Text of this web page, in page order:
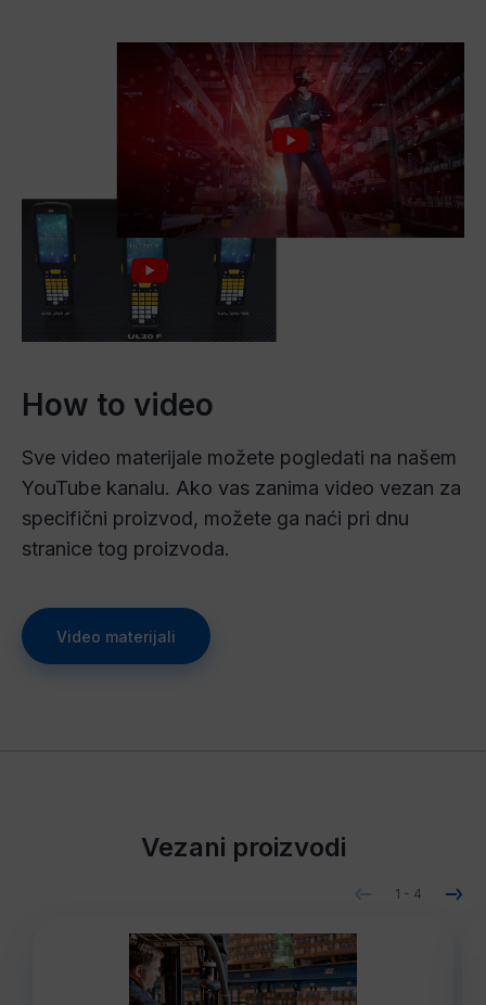
How to video
Sve video materijale možete pogledati na našem
YouTube kanalu. Ako vas zanima video vezan za
specifični proizvod, možete ga naći pri dnu
stranice tog proizvoda.
Video materijali
Vezani proizvodi
1 - 4